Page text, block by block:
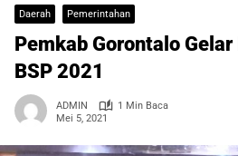
Daerah Pemerintahan
Pemkab Gorontalo
BSP 2021
ADMIN
1 Min Baca
Mei 5, 2021